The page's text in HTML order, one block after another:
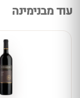
עוד מבנימינה